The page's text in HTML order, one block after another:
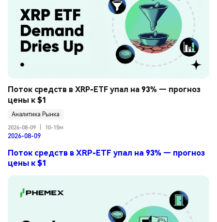
Поток средств в XRP-ETF упал на 93% — прогноз
цены к $1
Аналитика Рынка
2026-08-09
10-15м
2026-08-09
Поток средств в XRP-ETF упал на 93% — прогноз
цены к $1